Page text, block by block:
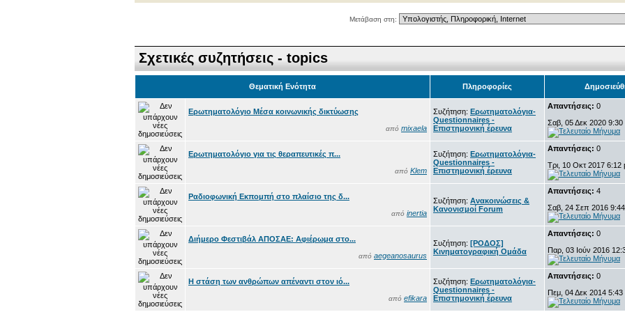
Μετάβαση στη:
Σχετικές συζητήσεις - topics
Θεματική Ενότητα Πληροφορίες
Ερωτηματολόγιο Μέσα κοινωνικής δικτύωσης
από mixaela
Συζήτηση: Ερωτηματολόγια-
Questionnaires -
Επιστημονική έρευνα
Απαντήσεις: 0
Σαβ, 05 Δεκ 2020 9:30
Ερωτηματολόγιο για τις θεραπευτικές π...
από Klem
Συζήτηση: Ερωτηματολόγια-
Questionnaires -
Επιστημονική έρευνα
Απαντήσεις: 0
Τρι, 10 Οκτ 2017 6:12
Ραδιοφωνική Εκπομπή στο πλαίσιο της δ...
από inertia
Συζήτηση: Ανακοινώσεις &
Κανονισμοί Forum
Απαντήσεις: 4
Σαβ, 24 Σεπ 2016
Διήμερο Φεστιβάλ ΑΠΟΣΑΕ: Αφιέρωμα στο...
από aegeanosaurus
Συζήτηση: [ΡΟΔΟΣ]
Κινηματογραφική Ομάδα
Απαντήσεις: 0
Παρ, 03 Ιούν 2016
Η στάση των ανθρώπων απέναντι στον ιό...
από efikara
Συζήτηση: Ερωτηματολόγια-
Questionnaires -
Επιστημονική έρευνα
Απαντήσεις: 0
Πεμ, 04 Δεκ 2014 5:43